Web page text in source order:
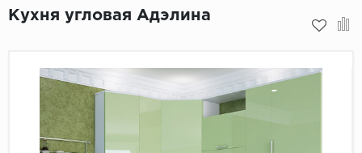
Кухонный фартук
Декоры ЛДСП для мебели
Декоры обоев под мебель
Кухня угловая Адэлина